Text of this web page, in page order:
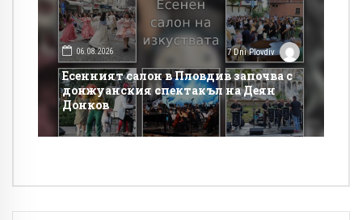
06.08.2026 7 Dni Plovdiv
Есенният салон в Пловдив започва с
донжуанския спектакъл на Деян
Донков